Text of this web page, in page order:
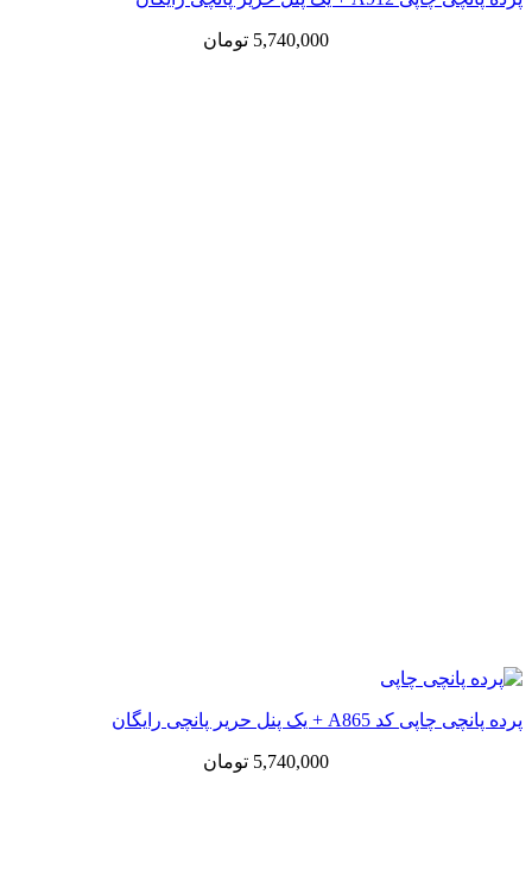
5,740,000 تومان
پرده پانچی چاپی کد A865 + یک پنل حریر پانچی رایگان
5,740,000 تومان